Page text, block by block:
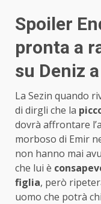
Spoiler
pronta a
su Deniz
La Sezin quando
di dirgli che la
dovrà affrontare
morboso di Emir
non hanno mai
che lui è
figlia, però
uomo che potrà